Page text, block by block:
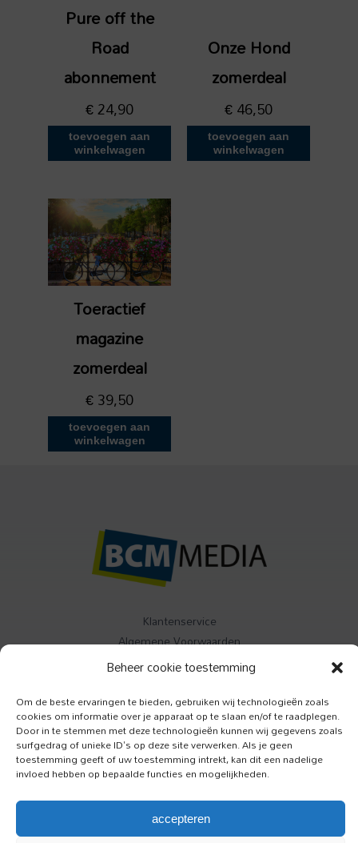
Beheer cookie toestemming
Om de beste ervaringen te bieden, gebruiken wij technologieën zoals
cookies om informatie over je apparaat op te slaan en/of te raadplegen.
Door in te stemmen met deze technologieën kunnen wij gegevens zoals
surfgedrag of unieke ID's op deze site verwerken. Als je geen
toestemming geeft of uw toestemming intrekt, kan dit een nadelige
invloed hebben op bepaalde functies en mogelijkheden.
accepteren
Pure off the
Road
abonnement
€24,90
toevoegen aan
winkelwagen
Onze Hond
zomerdeal
€46,50
toevoegen aan
winkelwagen
Toeractief
magazine
zomerdeal
€39,50
toevoegen aan
winkelwagen
Klantenservice
Algemene Voorwaarden
Contact
Buitenleven
Specials
Jazzism
Onze Hond